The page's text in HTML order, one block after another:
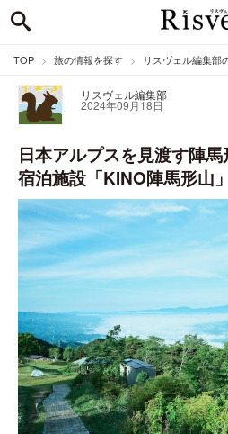
TOP 旅の情報を探す リスヴェル編集部
リスヴェル編集部
2024年09月18日
日本アルプスを見渡す陣
宿泊施設「KINO陣馬形山